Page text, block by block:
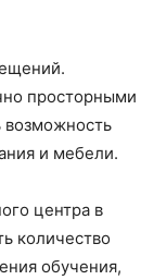
просторными
и мебели.
центра в
количество
обучения,